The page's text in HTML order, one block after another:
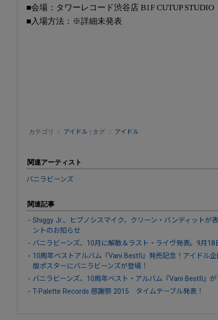
■会場：タワーレコード渋谷店 B1F CUTUP STUDIO
■入場方法：※詳細未発表
カテゴリ ： アイドル | タグ ： アイドル
関連アーティスト
バニラビーンズ
関連記事
Shiggy Jr.、ヒプノシスマイク、クリーン・バンディットが
ントのお知らせ
バニラビーンズ、10月に解散＆ラスト・ライヴ発表。9月
10周年ベストアルバム『Vani BestII』発売記念！アイドル企
版ポスターにバニラビーンズが登場！
バニラビーンズ、10周年ベスト・アルバム『Vani BestII』
T-Palette Records 感謝祭 2015 タイムテーブル発表！